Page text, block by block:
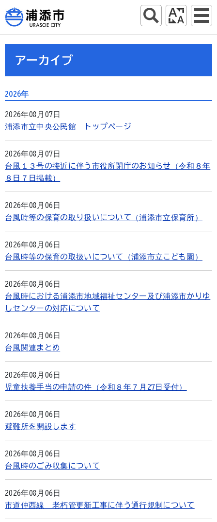
アーカイブ
2026年
2026年08月07日
浦添市立中央公民館 トップページ
2026年08月07日
台風１３号の接近に伴う市役所閉庁のお知らせ（令和８年
８日７日掲載）
2026年08月06日
台風時等の保育の取り扱いについて（浦添市立保育所）
2026年08月06日
台風時等の保育の取扱いについて（浦添市立こども園）
2026年08月06日
台風時における浦添市地域福祉センター及び浦添市かりゆ
しセンターの対応について
2026年08月06日
台風関連まとめ
2026年08月06日
児童扶養手当の申請の件（令和８年７月27日受付）
2026年08月06日
避難所を開設します
2026年08月06日
台風時のごみ収集について
2026年08月06日
市道仲西線 老朽管更新工事に伴う通行規制について